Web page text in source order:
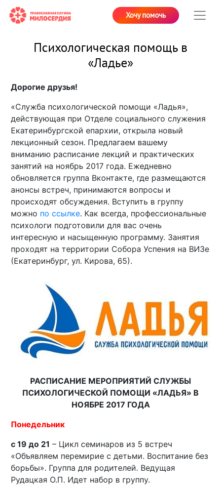
Хочу помочь
Психологическая помощь в
«Ладье»
Дорогие друзья!
«Служба психологической помощи «Ладья»,
действующая при Отделе социального служения
Екатеринбургской епархии, открыла новый
лекционный сезон. Предлагаем вашему
вниманию расписание лекций и практических
занятий на ноябрь 2017 года. Ежедневно
обновляется группа Вконтакте, где размещаются
анонсы встреч, принимаются вопросы и
происходят обсуждения. Вступить в группу
можно по ссылке. Как всегда, профессиональные
психологи подготовили для вас очень
интересную и насыщенную программу. Занятия
проходят на территории Собора Успения на ВИЗе
(Екатеринбург, ул. Кирова, 65).
РАСПИСАНИЕ МЕРОПРИЯТИЙ СЛУЖБЫ
ПСИХОЛОГИЧЕСКОЙ ПОМОЩИ «ЛАДЬЯ» В
НОЯБРЕ 2017 ГОДА
Понедельник
с 19 до 21 – Цикл семинаров из 5 встреч
«Объявляем перемирие с детьми. Воспитание без
борьбы». Группа для родителей. Ведущая
Рудацкая О.П. Идет набор в группу.